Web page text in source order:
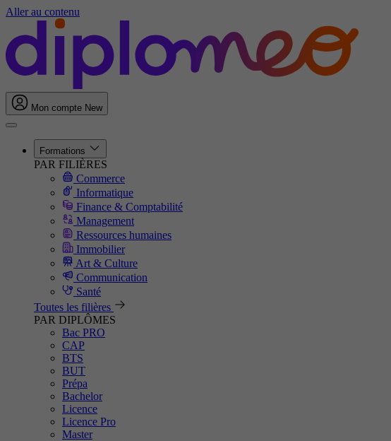
Aller au contenu
Mon compte New
Formations
PAR FILIÈRES
Commerce
Informatique
Finance & Comptabilité
Management
Ressources humaines
Immobilier
Art & Culture
Communication
Santé
Toutes les filières
PAR DIPLÔMES
Bac PRO
CAP
BTS
BUT
Prépa
Bachelor
Licence
Licence Pro
Master